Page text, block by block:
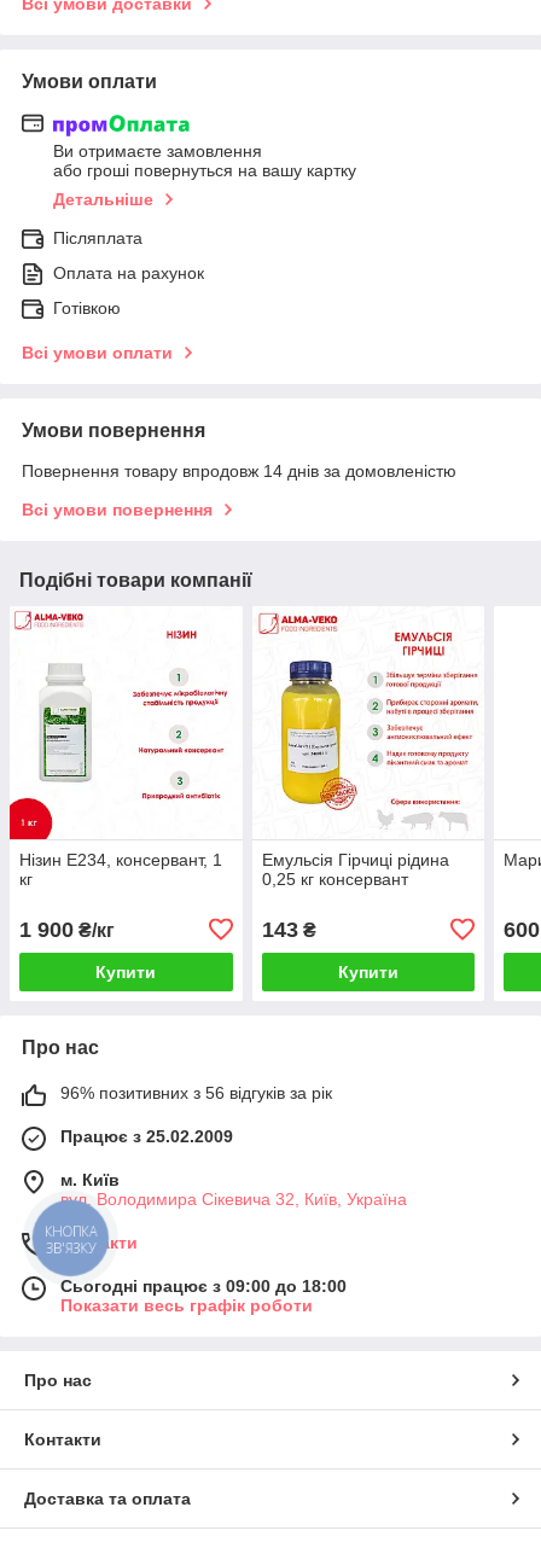
Умови оплати
Ви отримаєте замовлення
або гроші повернуться на вашу картку
Детальніше
Післяплата
Оплата на рахунок
Готівкою
Всі умови оплати
Умови повернення
Повернення товару впродовж 14 днів за домовленістю
Всі умови повернення
Подібні товари компанії
Нізин Е234, консервант, 1
кг
1 900 ₴/кг
Купити
Емульсія Гірчиці рідина
0,25 кг консервант
143₴
Купити
600
Про нас
96% позитивних з 56 відгуків за рік
Працює з 25.02.2009
м. Київ
вул. Володимира Сікевича 32, Київ, Україна
Контакти
Сьогодні працює з 09:00 до 18:00
Показати весь графік роботи
Про нас
Контакти
Доставка та оплата
КНОПКА
ЗВ'ЯЗКУ